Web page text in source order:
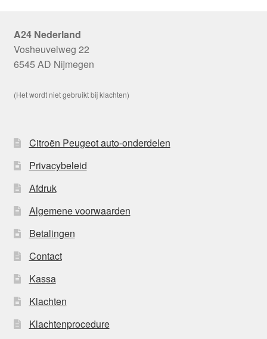
A24 Nederland
Vosheuvelweg 22
6545 AD Nijmegen
(Het wordt niet gebruikt bij klachten)
Citroën Peugeot auto-onderdelen
Privacybeleid
Afdruk
Algemene voorwaarden
Betalingen
Contact
Kassa
Klachten
Klachtenprocedure